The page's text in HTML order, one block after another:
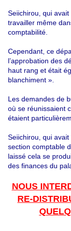
Seiichirou, qui
travailler même
comptabilité.
Cependant, ce
l’approbation des
haut rang et était
blanchiment ».
Les demandes de
où se réunissaient
étaient
Seiichirou, qui
section comptable
laissé cela se
des finances du
NOUS
RE-